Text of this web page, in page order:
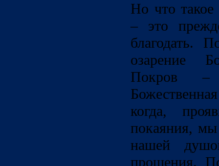
Но что
– это
благодать.
озарение
Покров –
когда,
покаяния,
нашей
прощения.